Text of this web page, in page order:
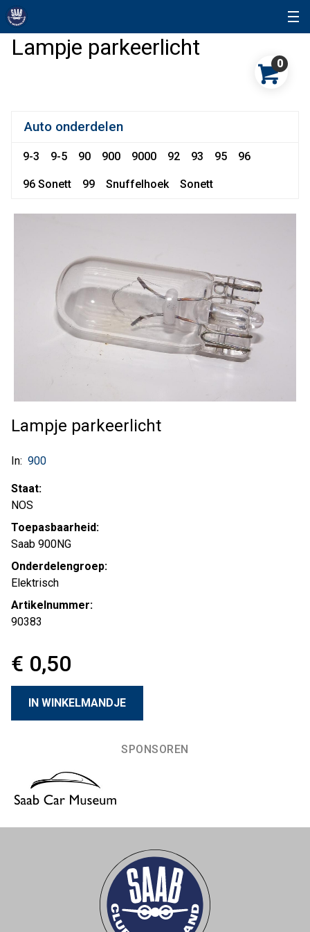
Lampje parkeerlicht
0
Auto onderdelen
9-3 9-5 90 900 9000 92 93 95 96
96 Sonett 99 Snuffelhoek Sonett
Lampje parkeerlicht
In: 900
Staat:
NOS
Toepasbaarheid:
Saab 900NG
Onderdelengroep:
Elektrisch
Artikelnummer:
90383
€ 0,50
SPONSOREN